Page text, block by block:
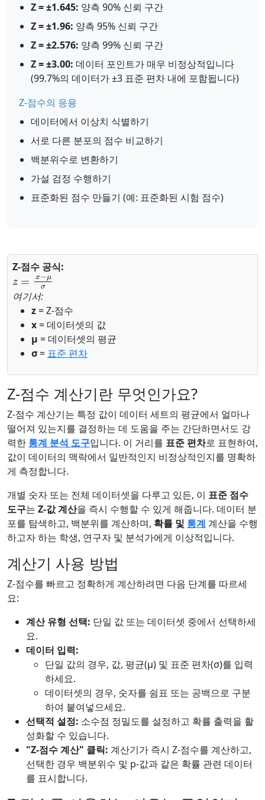
Z = ±1.645: 양측 90% 신뢰 구간
Z = ±1.96: 양측 95% 신뢰 구간
Z = ±2.576: 양측 99% 신뢰 구간
Z = ±3.00: 데이터 포인트가 매우 비정상적입니다
(99.7%의 데이터가 ±3 표준 편차 내에 포함됩니다)
Z-점수의 응용
데이터에서 이상치 식별하기
서로 다른 분포의 점수 비교하기
백분위수로 변환하기
가설 검정 수행하기
표준화된 점수 만들기 (예: 표준화된 시험 점수)
Z-점수 공식:
z=x−μσ
여기서:
z= Z-점수
x= 데이터셋의 값
μ = 데이터셋의 평균
σ= 표준 편차
Z-점수 계산기란 무엇인가요?
Z-점수 계산기는 특정 값이 데이터 세트의 평균에서 얼마나
떨어져 있는지를 결정하는 데 도움을 주는 간단하면서도 강
력한 통계 분석 도구입니다. 이 거리를 표준 편차로 표현하여,
값이 데이터의 맥락에서 일반적인지 비정상적인지를 명확하
게 측정합니다.
개별 숫자 또는 전체 데이터셋을 다루고 있든, 이 표준 점수
도구는 Z-값 계산을 즉시 수행할 수 있게 해줍니다. 데이터 분
포를 탐색하고, 백분위를 계산하며, 확률 및 통계 계산을 수행
하고자 하는 학생, 연구자 및 분석가에게 이상적입니다.
계산기 사용 방법
Z-점수를 빠르고 정확하게 계산하려면 다음 단계를 따르세
요:
계산 유형 선택: 단일 값 또는 데이터셋 중에서 선택하세
요.
데이터 입력:
단일 값의 경우, 값, 평균(μ) 및 표준 편차(σ)를 입력
하세요.
데이터셋의 경우, 숫자를 쉼표 또는 공백으로 구분
하여 붙여넣으세요.
선택적 설정: 소수점 정밀도를 설정하고 확률 출력을 활
성화할 수 있습니다.
"Z-점수 계산" 클릭: 계산기가 즉시 Z-점수를 계산하고,
선택한 경우 백분위수 및 p-값과 같은 확률 관련 데이터
를 표시합니다.